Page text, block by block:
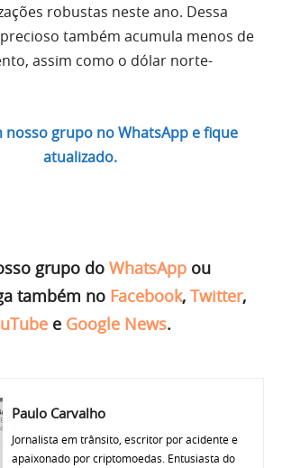
robustas neste ano. Dessa
também acumula menos de
assim como o dólar norte-
nosso grupo no WhatsApp e fique
atualizado.
grupo do WhatsApp ou
também no Facebook, Twitter,
e Google News.
Paulo Carvalho
Jornalista em trânsito, escritor por acidente e
apaixonado por criptomoedas. Entusiasta do